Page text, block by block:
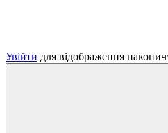
Увійти для відображення